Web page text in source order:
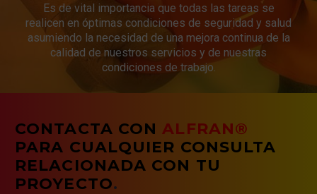
Es de vital importancia que todas las tareas se
realicen en óptimas condiciones de seguridad y salud
asumiendo la necesidad de una mejora continua de la
calidad de nuestros servicios y de nuestras
condiciones de trabajo.
CONTACTA CON ALFRAN®
PARA CUALQUIER CONSULTA
RELACIONADA CON TU
PROYECTO.